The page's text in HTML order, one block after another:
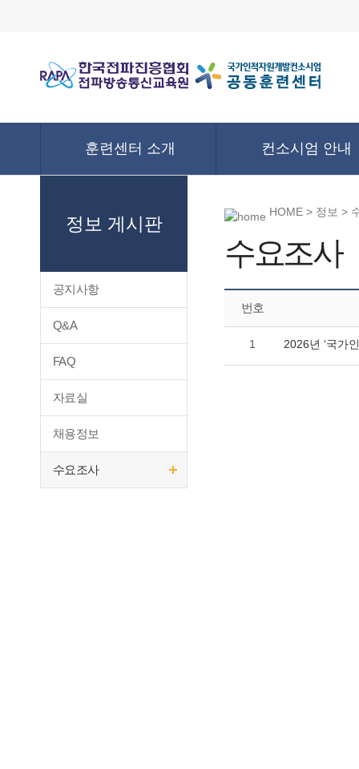
훈련센터 소개 컨소시엄 안내
정보 게시판
공지사항
Q&A
FAQ
자료실
채용정보
수요조사
HOME > 정보 >
수요조사
번호
1 2026년 ‘국가